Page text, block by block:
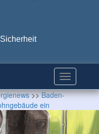
>>Baden-
ein